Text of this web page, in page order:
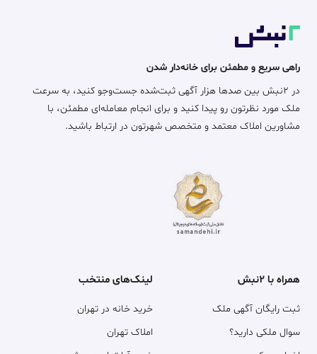
راهی سریع و مطمئن برای خانه‌دار شدن
در ۲نبش بین صدها هزار آگهی ثبت‌شده جست‌وجو کنید، به سرعت
ملک مورد نظرتون رو پیدا کنید و برای انجام معامله‌ای مطمئن، با
مشاورین املاک معتمد و متخصص شهرتون در ارتباط باشید.
همراه با ۲نبش
ثبت رایگان آگهی ملک
سوال ملکی دارید؟
لینک‌های منتخب
خرید خانه در تهران
املاک تهران